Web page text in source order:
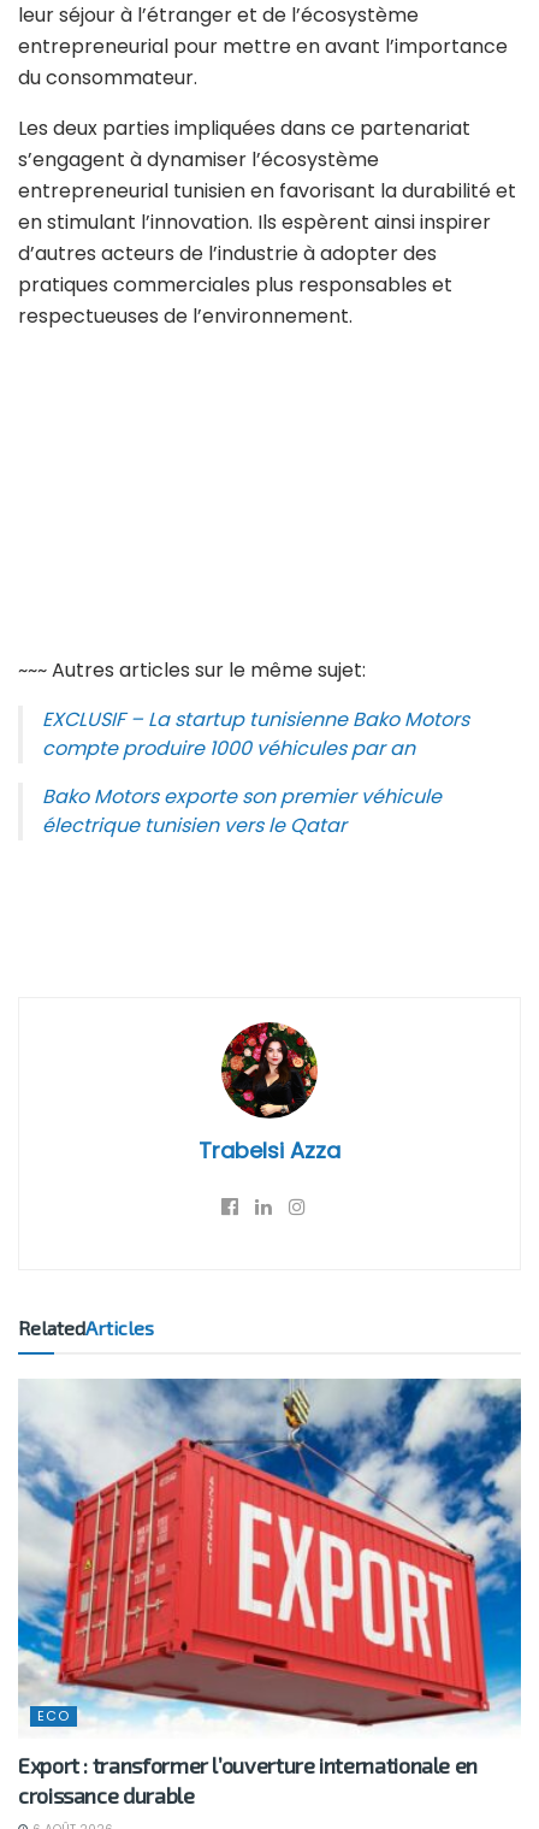
leur séjour à l’étranger et de l’écosystème
entrepreneurial pour mettre en avant l’importance
du consommateur.
Les deux parties impliquées dans ce partenariat
s’engagent à dynamiser l’écosystème
entrepreneurial tunisien en favorisant la durabilité et
en stimulant l’innovation. Ils espèrent ainsi inspirer
d’autres acteurs de l’industrie à adopter des
pratiques commerciales plus responsables et
respectueuses de l’environnement.
~~~ Autres articles sur le même sujet:
EXCLUSIF – La startup tunisienne Bako Motors
compte produire 1000 véhicules par an
Bako Motors exporte son premier véhicule
électrique tunisien vers le Qatar
Trabelsi Azza
RelatedArticles
ECO
Export : transformer l’ouverture internationale en
croissance durable